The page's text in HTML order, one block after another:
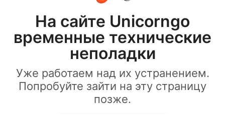
На сайте Unicorngo
временные технические
неполадки
Уже работаем над их устранением.
Попробуйте зайти на эту страницу
позже.